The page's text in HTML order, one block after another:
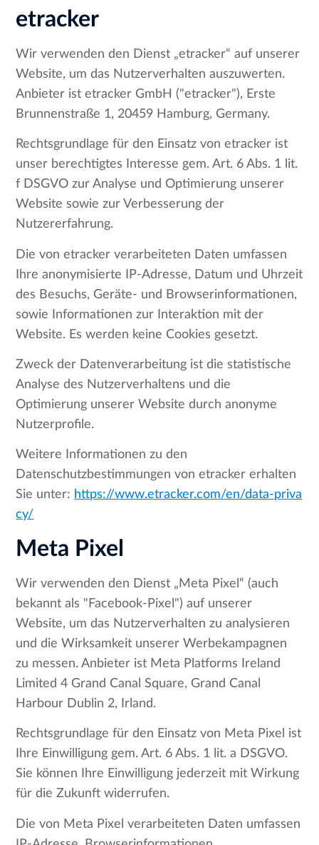
etracker
Wir verwenden den Dienst „etracker“ auf unserer
Website, um das Nutzerverhalten auszuwerten.
Anbieter ist etracker GmbH ("etracker"), Erste
Brunnenstraße 1, 20459 Hamburg, Germany.
Rechtsgrundlage für den Einsatz von etracker ist
unser berechtigtes Interesse gem. Art. 6 Abs. 1 lit.
f DSGVO zur Analyse und Optimierung unserer
Website sowie zur Verbesserung der
Nutzererfahrung.
Die von etracker verarbeiteten Daten umfassen
Ihre anonymisierte IP-Adresse, Datum und Uhrzeit
des Besuchs, Geräte- und Browserinformationen,
sowie Informationen zur Interaktion mit der
Website. Es werden keine Cookies gesetzt.
Zweck der Datenverarbeitung ist die statistische
Analyse des Nutzerverhaltens und die
Optimierung unserer Website durch anonyme
Nutzerprofile.
Weitere Informationen zu den
Datenschutzbestimmungen von etracker erhalten
Sie unter: https://www.etracker.com/en/data-priva
cy/
Meta Pixel
Wir verwenden den Dienst „Meta Pixel“ (auch
bekannt als "Facebook-Pixel") auf unserer
Website, um das Nutzerverhalten zu analysieren
und die Wirksamkeit unserer Werbekampagnen
zu messen. Anbieter ist Meta Platforms Ireland
Limited 4 Grand Canal Square, Grand Canal
Harbour Dublin 2, Irland.
Rechtsgrundlage für den Einsatz von Meta Pixel ist
Ihre Einwilligung gem. Art. 6 Abs. 1 lit. a DSGVO.
Sie können Ihre Einwilligung jederzeit mit Wirkung
für die Zukunft widerrufen.
Die von Meta Pixel verarbeiteten Daten umfassen